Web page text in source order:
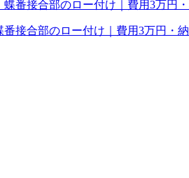
接合部のロー付け｜費用3万円・